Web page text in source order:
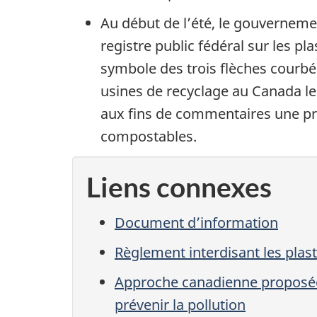
Au début de l’été, le
registre public fédéral sur les
symbole des trois flèches
usines de recyclage au Canada
aux fins de commentaires une
compostables.
Liens connexes
Document d’information
Règlement interdisant les
Approche canadienne
prévenir la pollution